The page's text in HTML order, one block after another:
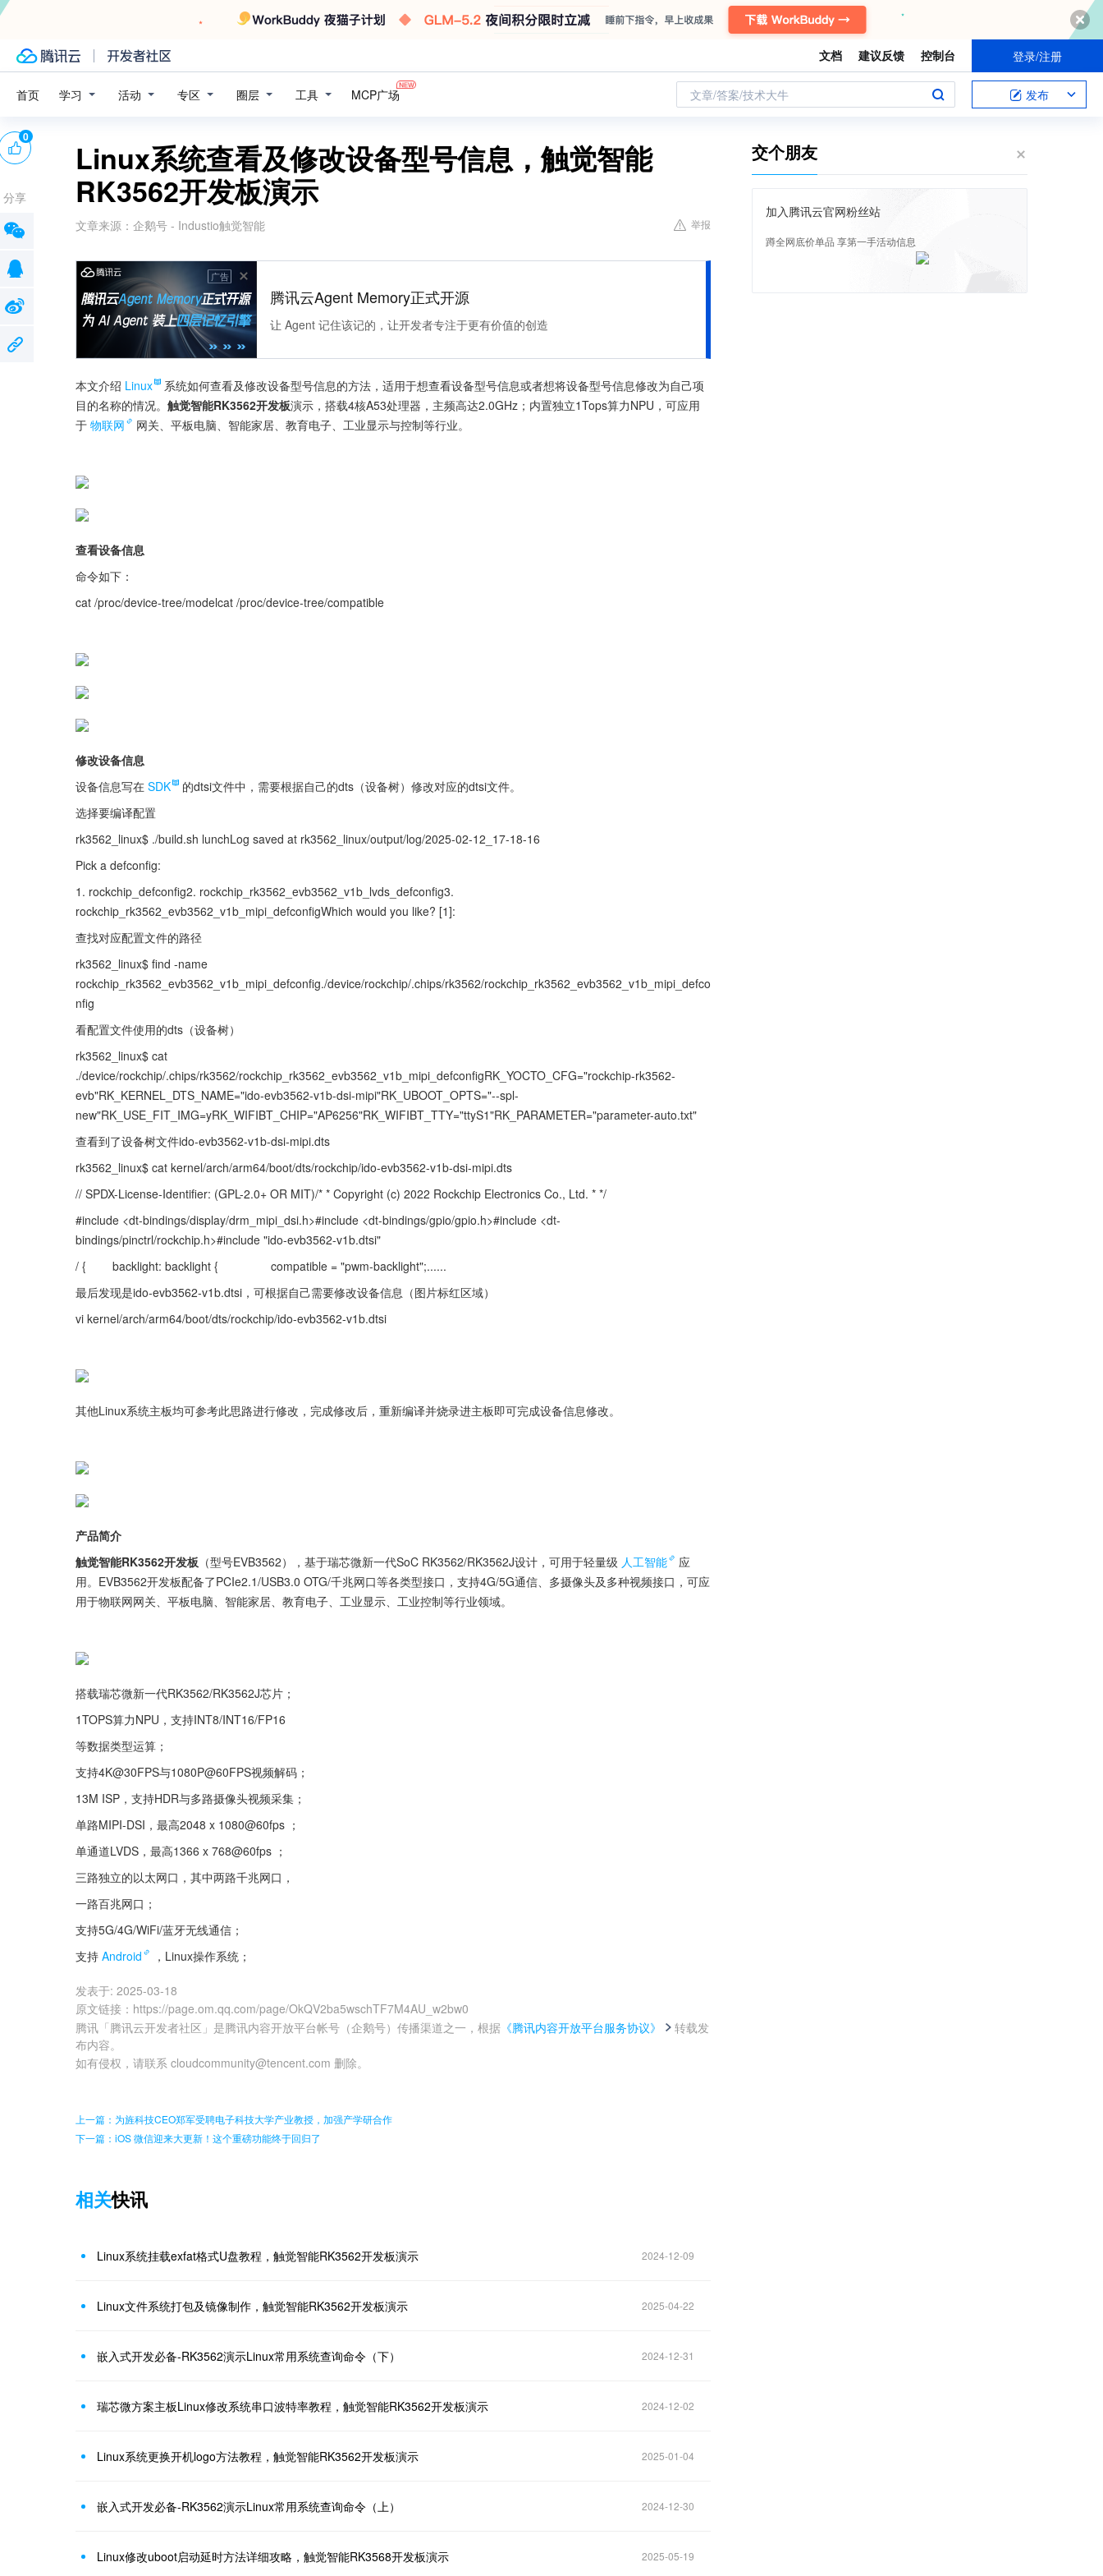
文档 建议反馈 控制台 登录/注册
首页 学习 活动 专区 圈层 工具 MCP广场 文章/答案/技术大牛 发布
Linux系统查看及修改设备型号信息，触觉智能
RK3562开发板演示
文章来源： 企鹅号 - Industio触觉智能 举报
广告
腾讯云Agent Memory正式开源
让 Agent 记住该记的，让开发者专注于更有价值的创造
本文介绍 Linux
系统如何查看及修改设备型号信息的方法，适用于想查看设备型号信息或者想将设备型号信息修改为自己项
目的名称的情况。 触觉智能RK3562开发板演示，搭载4核A53处理器，主频高达2.0GHz；内置独立1Tops算力NPU，可应用
于 物联网 网关、平板电脑、智能家居、教育电子、工业显示与控制等行业。
查看设备信息
命令如下：
cat /proc/device-tree/modelcat /proc/device-tree/compatible
修改设备信息
设备信息写在 SDK
的dtsi文件中，需要根据自己的dts（设备树）修改对应的dtsi文件。
选择要编译配置
rk3562_linux$ ./build.sh lunchLog saved at rk3562_linux/output/log/2025-02-12_17-18-16
Pick a defconfig:
1. rockchip_defconfig2. rockchip_rk3562_evb3562_v1b_lvds_defconfig3.
rockchip_rk3562_evb3562_v1b_mipi_defconfigWhich would you like? [1]:
查找对应配置文件的路径
rk3562_linux$ find -name
rockchip_rk3562_evb3562_v1b_mipi_defconfig./device/rockchip/.chips/rk3562/rockchip_rk3562_evb3562_v1b_mipi_defco
nfig
看配置文件使用的dts（设备树）
rk3562_linux$ cat
./device/rockchip/.chips/rk3562/rockchip_rk3562_evb3562_v1b_mipi_defconfigRK_YOCTO_CFG="rockchip-rk3562-
evb"RK_KERNEL_DTS_NAME="ido-evb3562-v1b-dsi-mipi"RK_UBOOT_OPTS="--spl-
new"RK_USE_FIT_IMG=yRK_WIFIBT_CHIP="AP6256"RK_WIFIBT_TTY="ttyS1"RK_PARAMETER="parameter-auto.txt"
查看到了设备树文件ido-evb3562-v1b-dsi-mipi.dts
rk3562_linux$ cat kernel/arch/arm64/boot/dts/rockchip/ido-evb3562-v1b-dsi-mipi.dts
// SPDX-License-Identifier: (GPL-2.0+ OR MIT)/* * Copyright (c) 2022 Rockchip Electronics Co., Ltd. * */
#include <dt-bindings/display/drm_mipi_dsi.h>#include <dt-bindings/gpio/gpio.h>#include <dt-
bindings/pinctrl/rockchip.h>#include "ido-evb3562-v1b.dtsi"
/ {        backlight: backlight {                compatible = "pwm-backlight";......
最后发现是ido-evb3562-v1b.dtsi，可根据自己需要修改设备信息（图片标红区域）
vi kernel/arch/arm64/boot/dts/rockchip/ido-evb3562-v1b.dtsi
其他Linux系统主板均可参考此思路进行修改，完成修改后，重新编译并烧录进主板即可完成设备信息修改。
产品简介
触觉智能RK3562开发板 （型号EVB3562），基于瑞芯微新一代SoC RK3562/RK3562J设计，可用于轻量级 人工智能
应
用。EVB3562开发板配备了PCIe2.1/USB3.0 OTG/千兆网口等各类型接口，支持4G/5G通信、多摄像头及多种视频接口，可应
用于物联网网关、平板电脑、智能家居、教育电子、工业显示、工业控制等行业领域。
搭载瑞芯微新一代RK3562/RK3562J芯片；
1TOPS算力NPU，支持INT8/INT16/FP16
等数据类型运算；
支持4K@30FPS与1080P@60FPS视频解码；
13M ISP，支持HDR与多路摄像头视频采集；
单路MIPI-DSI，最高2048 x 1080@60fps ；
单通道LVDS，最高1366 x 768@60fps ；
三路独立的以太网口，其中两路千兆网口，
一路百兆网口；
支持5G/4G/WiFi/蓝牙无线通信；
支持 Android ，Linux操作系统；
发表于: 2025-03-18
原文链接 ： https://page.om.qq.com/page/OkQV2ba5wschTF7M4AU_w2bw0
腾讯「腾讯云开发者社区」是腾讯内容开放平台帐号（企鹅号）传播渠道之一，根据 《腾讯内容开放平台服务协议》
转载发
布内容。
如有侵权，请联系 cloudcommunity@tencent.com 删除。
0
分享
上一篇：为旌科技CEO郑军受聘电子科技大学产业教授，加强产学研合作
下一篇：iOS 微信迎来大更新！这个重磅功能终于回归了
相关快讯
Linux系统挂载exfat格式U盘教程，触觉智能RK3562开发板演示 2024-12-09
Linux文件系统打包及镜像制作，触觉智能RK3562开发板演示 2025-04-22
嵌入式开发必备-RK3562演示Linux常用系统查询命令（下） 2024-12-31
瑞芯微方案主板Linux修改系统串口波特率教程，触觉智能RK3562开发板演示 2024-12-02
Linux系统更换开机logo方法教程，触觉智能RK3562开发板演示 2025-01-04
嵌入式开发必备-RK3562演示Linux常用系统查询命令（上） 2024-12-30
Linux修改uboot启动延时方法详细攻略，触觉智能RK3568开发板演示 2025-05-19
交个朋友
加入腾讯云官网粉丝站
蹲全网底价单品 享第一手活动信息